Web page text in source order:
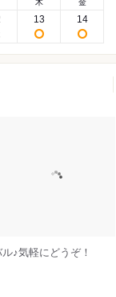
木
13
金
14
♪気軽にどうぞ！